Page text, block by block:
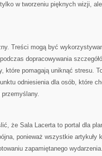
w tworzeniu pięknych wizji,
Treści mogą być
dopracowywania
które pomagają uniknąć stresu.
odniesienia dla osób, które
że Sala Lacerta to portal dla
ponieważ wszystkie artykuły
zapamiętanego